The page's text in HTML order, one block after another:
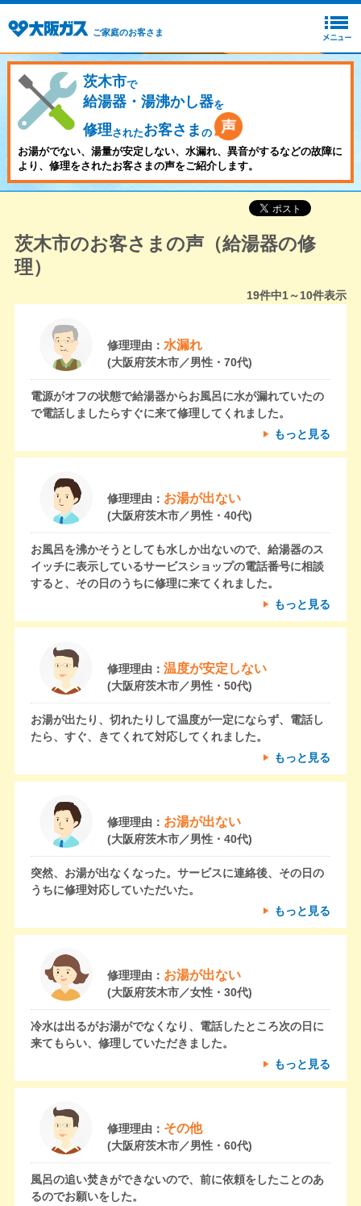
ご家庭のお客さま
茨木市で
給湯器・湯沸かし器を
修理されたお客さま の
お湯がでない、湯量が安定しない、水漏れ、異音がするなどの故障に
より、修理をされたお客さまの声をご紹介します。
茨木市のお客さまの声（給湯器の修
理）
19件中1～10件表示
修理理由： 水漏れ
(大阪府茨木市／男性・70代)
電源がオフの状態で給湯器からお風呂に水が漏れていたの
で電話しましたらすぐに来て修理してくれました。
もっと見る
修理理由： お湯が出ない
(大阪府茨木市／男性・40代)
お風呂を沸かそうとしても水しか出ないので、給湯器のス
イッチに表示しているサービスショップの電話番号に相談
すると、その日のうちに修理に来てくれました。
もっと見る
修理理由： 温度が安定しない
(大阪府茨木市／男性・50代)
お湯が出たり、切れたりして温度が一定にならず、電話し
たら、すぐ、きてくれて対応してくれました。
もっと見る
修理理由： お湯が出ない
(大阪府茨木市／男性・40代)
突然、お湯が出なくなった。サービスに連絡後、その日の
うちに修理対応していただいた。
もっと見る
修理理由： お湯が出ない
(大阪府茨木市／女性・30代)
冷水は出るがお湯がでなくなり、電話したところ次の日に
来てもらい、修理していただきました。
もっと見る
修理理由： その他
(大阪府茨木市／男性・60代)
風呂の追い焚きができないので、前に依頼をしたことのあ
るのでお願いをした。